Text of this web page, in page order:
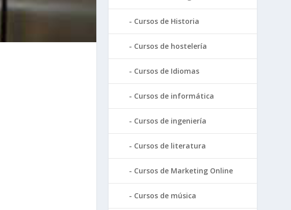
Cursos de Historia
Cursos de hostelería
Cursos de Idiomas
Cursos de informática
Cursos de ingeniería
Cursos de literatura
Cursos de Marketing Online
Cursos de música